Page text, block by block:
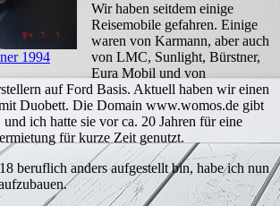
1994
Wir haben seitdem einige
Reisemobile gefahren. Einige
waren von Karmann, aber auch
von LMC, Sunlight, Bürstner,
Eura Mobil und von
auf Ford Basis. Aktuell haben wir einen
Duobett. Die Domain www.womos.de gibt
und ich hatte sie vor ca. 20 Jahren für eine
für kurze Zeit genutzt.
beruflich anders aufgestellt bin, habe ich nun